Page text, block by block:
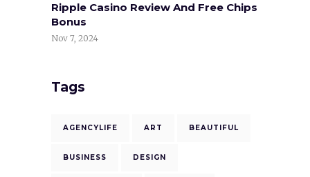
Ripple Casino Review And Free Chips
Bonus
Nov 7, 2024
Tags
AGENCYLIFE ART BEAUTIFUL
BUSINESS DESIGN